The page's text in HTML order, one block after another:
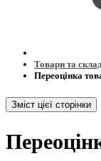
Товари та
Переоцінка
Зміст цієї сторінки